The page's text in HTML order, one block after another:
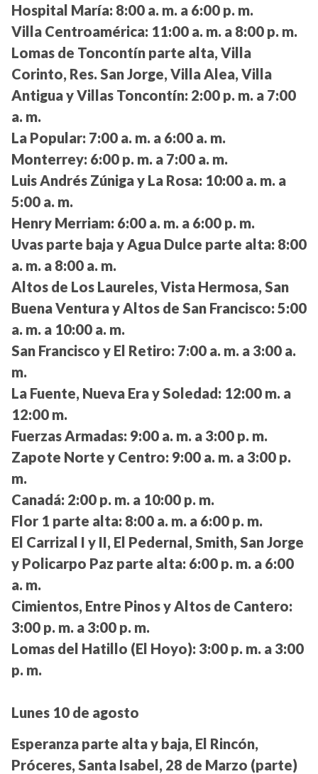
Hospital María: 8:00 a. m. a 6:00 p. m.
Villa Centroamérica: 11:00 a. m. a 8:00 p. m.
Lomas de Toncontín parte alta, Villa
Corinto, Res. San Jorge, Villa Alea, Villa
Antigua y Villas Toncontín: 2:00 p. m. a 7:00
a. m.
La Popular: 7:00 a. m. a 6:00 a. m.
Monterrey: 6:00 p. m. a 7:00 a. m.
Luis Andrés Zúniga y La Rosa: 10:00 a. m. a
5:00 a. m.
Henry Merriam: 6:00 a. m. a 6:00 p. m.
Uvas parte baja y Agua Dulce parte alta: 8:00
a. m. a 8:00 a. m.
Altos de Los Laureles, Vista Hermosa, San
Buena Ventura y Altos de San Francisco: 5:00
a. m. a 10:00 a. m.
San Francisco y El Retiro: 7:00 a. m. a 3:00 a.
m.
La Fuente, Nueva Era y Soledad: 12:00 m. a
12:00 m.
Fuerzas Armadas: 9:00 a. m. a 3:00 p. m.
Zapote Norte y Centro: 9:00 a. m. a 3:00 p.
m.
Canadá: 2:00 p. m. a 10:00 p. m.
Flor 1 parte alta: 8:00 a. m. a 6:00 p. m.
El Carrizal I y II, El Pedernal, Smith, San Jorge
y Policarpo Paz parte alta: 6:00 p. m. a 6:00
a. m.
Cimientos, Entre Pinos y Altos de Cantero:
3:00 p. m. a 3:00 p. m.
Lomas del Hatillo (El Hoyo): 3:00 p. m. a 3:00
p. m.
Lunes 10 de agosto
Esperanza parte alta y baja, El Rincón,
Próceres, Santa Isabel, 28 de Marzo (parte)